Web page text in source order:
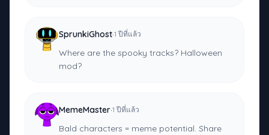
SprunkiGhost·1 ปีที่แล้ว
Where are the spooky tracks? Halloween
mod?
MemeMaster·1 ปีที่แล้ว
Bald characters = meme potential. Share